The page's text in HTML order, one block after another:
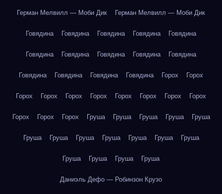
Герман Мелвилл — Моби Дик Герман Мелвилл — Моби Дик
Говядина Говядина Говядина Говядина Говядина
Говядина Говядина Говядина Говядина Говядина
Говядина Говядина Говядина Говядина Горох Горох
Горох Горох Горох Горох Горох Горох Горох Горох
Горох Горох Горох Груша Груша Груша Груша Груша
Груша Груша Груша Груша Груша Груша Груша
Груша Груша Груша Груша
Даниэль Дефо — Робинзон Крузо